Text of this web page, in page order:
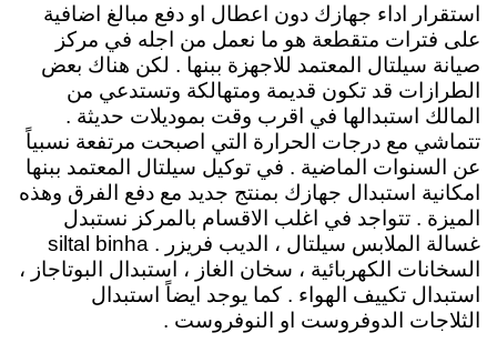
استقرار اداء جهازك دون اعطال او دفع مبالغ اضافية
على فترات متقطعة هو ما نعمل من اجله في مركز
صيانة سيلتال المعتمد للاجهزة ببنها . لكن هناك بعض
الطرازات قد تكون قديمة ومتهالكة وتستدعي من
المالك استبدالها في اقرب وقت بموديلات حديثة .
تتماشي مع درجات الحرارة التي اصبحت مرتفعة نسبياً
عن السنوات الماضية . في توكيل سيلتال المعتمد ببنها
امكانية استبدال جهازك بمنتج جديد مع دفع الفرق وهذه
الميزة . تتواجد في اغلب الاقسام بالمركز نستبدل
غسالة الملابس سيلتال ، الديب فريزر . siltal binha
السخانات الكهربائية ، سخان الغاز ، استبدال البوتاجاز ،
استبدال تكييف الهواء . كما يوجد ايضاً استبدال
الثلاجات الدوفروست او النوفروست .